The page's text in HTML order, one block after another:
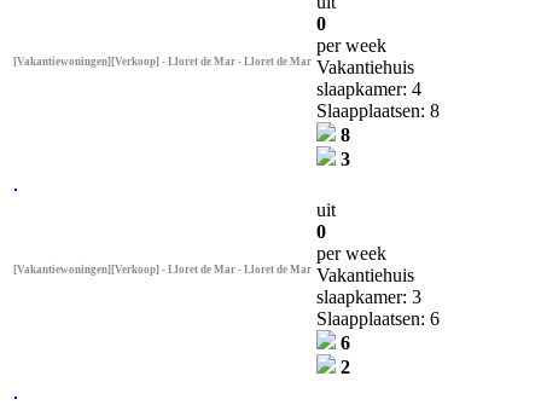
[Vakantiewoningen][Verkoop] - Lloret de Mar - Lloret de Mar
0
per week
Vakantiehuis
slaapkamer: 4
Slaapplaatsen: 8
8
3
[Vakantiewoningen][Verkoop] - Lloret de Mar - Lloret de Mar
uit
0
per week
Vakantiehuis
slaapkamer: 3
Slaapplaatsen: 6
6
2